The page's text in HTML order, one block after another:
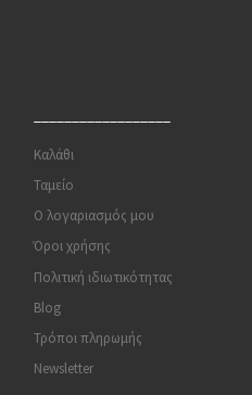
Καλάθι
Ταμείο
Ο λογαριασμός μου
Όροι χρήσης
Πολιτική ιδιωτικότητας
Blog
Τρόποι πληρωμής
Newsletter